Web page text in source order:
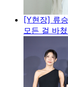
[Y현장] 류
모든 걸 바